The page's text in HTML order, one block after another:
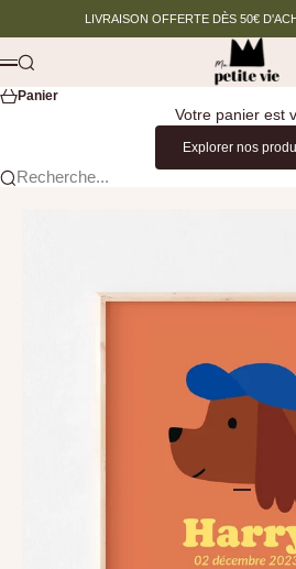
LIVRAISON OFFERTE DÈS 50€
Ma petite vie
Menu
Recherche
Panier
Votre panier est
Explorer nos
Recherche...
Aller à
Aller